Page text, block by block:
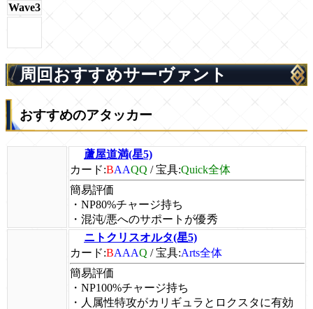
Wave3
周回おすすめサーヴァント
おすすめのアタッカー
蘆屋道満(星5)
カード:BAAQQ /宝具:Quick全体
簡易評価
・NP80%チャージ持ち
・混沌/悪へのサポートが優秀
ニトクリスオルタ(星5)
カード:BAAAQ /宝具:Arts全体
簡易評価
・NP100%チャージ持ち
・人属性特攻がカリギュラとロクスタに有効